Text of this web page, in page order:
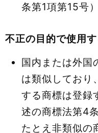
条第1項第15号）
不正の目的で使用
国内または外国
は類似しており
する商標は登録
述の商標法第4
たとえ非類似の